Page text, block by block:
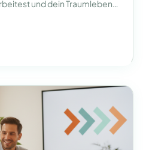
und dein Traumleben